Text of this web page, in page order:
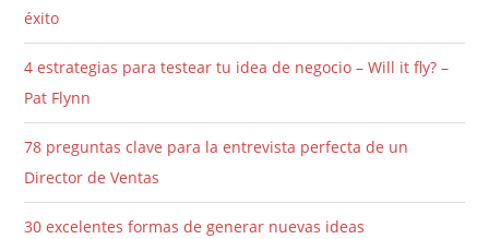
éxito
4 estrategias para testear tu idea de negocio – Will it fly? –
Pat Flynn
78 preguntas clave para la entrevista perfecta de un
Director de Ventas
30 excelentes formas de generar nuevas ideas